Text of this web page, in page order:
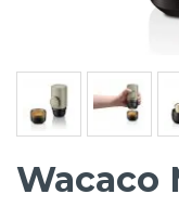
Wacaco